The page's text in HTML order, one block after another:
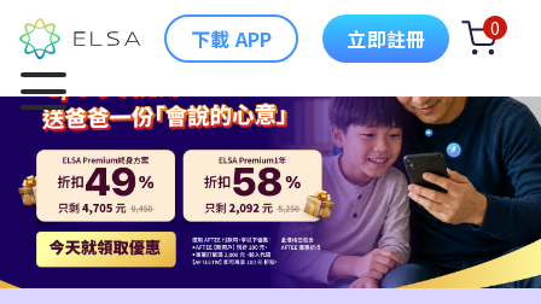
下載 APP 立即註冊 0